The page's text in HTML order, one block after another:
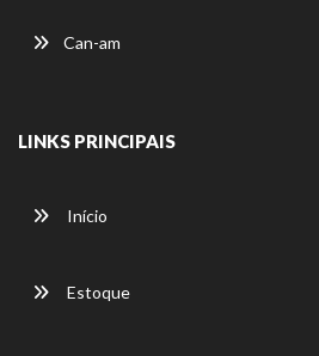
Can-am
LINKS PRINCIPAIS
Início
Estoque